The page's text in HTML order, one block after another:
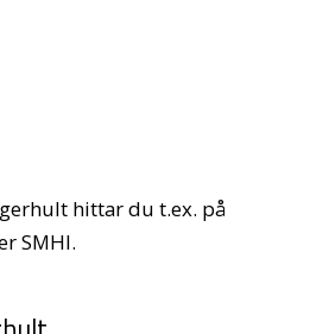
hittar du t.ex. på
SMHI.